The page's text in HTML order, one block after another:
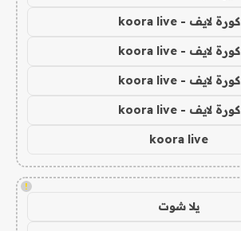
كورة لايف - koora live
كورة لايف - koora live
كورة لايف - koora live
كورة لايف - koora live
koora live
!
يلا شوت